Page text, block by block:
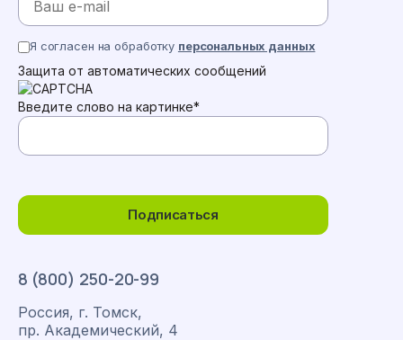
8 (800) 250-20-99
Россия, г. Томск,
пр. Академический, 4
Подписаться
Я согласен на обработку персональных данных
Защита от автоматических сообщений
Введите слово на картинке*